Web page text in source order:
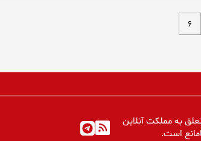
۶
به مملکت آنلاین
است.